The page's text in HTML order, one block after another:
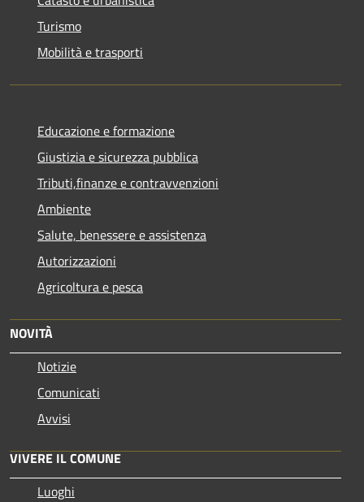
Turismo
Mobilità e trasporti
Educazione e formazione
Giustizia e sicurezza pubblica
Tributi,finanze e contravvenzioni
Ambiente
Salute, benessere e assistenza
Autorizzazioni
Agricoltura e pesca
NOVITÀ
Notizie
Comunicati
Avvisi
VIVERE IL COMUNE
Luoghi